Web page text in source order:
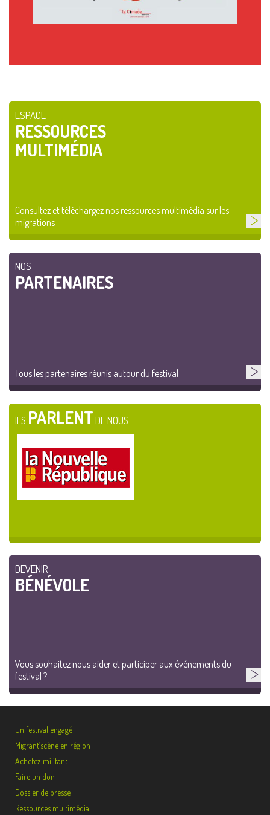
ESPACE
RESSOURCES
MULTIMÉDIA
Consultez et téléchargez nos ressources multimédia sur les
migrations
NOS
PARTENAIRES
Tous les partenaires réunis autour du festival
ILS PARLENT DE NOUS
DEVENIR
BÉNÉVOLE
Vous souhaitez nous aider et participer aux événements du
festival ?
Un festival engagé
Migrant’scène en région
Achetez militant
Faire un don
Dossier de presse
Ressources multimédia